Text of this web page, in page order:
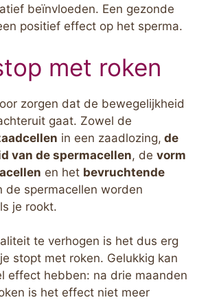
beïnvloeden. Een gezonde
positief effect op het sperma.
met roken
zorgen dat de bewegelijkheid
gaat. Zowel de
in een zaadlozing, de
van de spermacellen, de vorm
en het bevruchtende
de spermacellen worden
je rookt.
te verhogen is het dus erg
stopt met roken. Gelukkig kan
effect hebben: na drie maanden
is het effect niet meer